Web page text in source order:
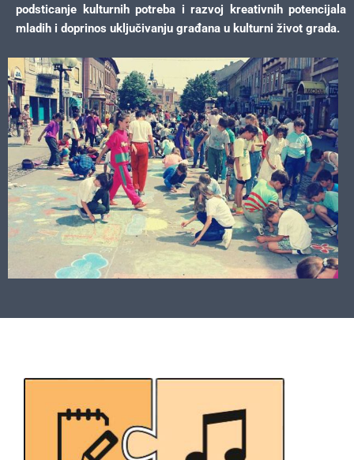
podsticanje kulturnih potreba i razvoj kreativnih potencijala
mladih i doprinos uključivanju građana u kulturni život grada.